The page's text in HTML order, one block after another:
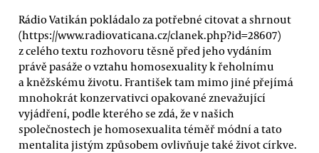
Rádio Vatikán pokládalo za potřebné citovat a shrnout
(https://www.radiovaticana.cz/clanek.php?id=28607)
z celého textu rozhovoru těsně před jeho vydáním
právě pasáže o vztahu homosexuality k řeholnímu
a kněžskému životu. František tam mimo jiné přejímá
mnohokrát konzervativci opakované znevažující
vyjádření, podle kterého se zdá, že v našich
společnostech je homosexualita téměř módní a tato
mentalita jistým způsobem ovlivňuje také život církve.